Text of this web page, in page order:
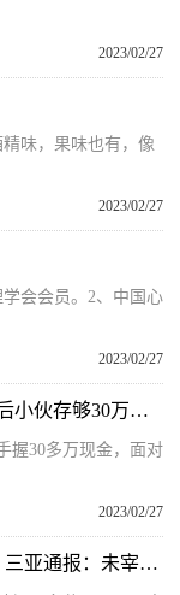
2023/02/27
味，果味也有，像
2023/02/27
会会员。2、中国心
2023/02/27
每日精选：近4成年轻人想终身租房！90后小伙存够30万不买房 靠利息租房生活
握30多万现金，面对
2023/02/27
全球速读：美食博主买海鲜被宰上千元？三亚通报：未宰客，已处罚误导者